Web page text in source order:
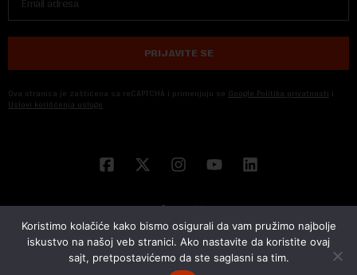
PRIJAVITE SE
Ova stranica je zaštićena sa reCAPTCHA i primenjuju se Google Politika privatnosti i
Uslovi korišćenja usluge
© 2026 NOVA EKONOMIJA | SVA PRAVA ZADŽANA | DEVELOPED BY
Koristimo kolačiće kako bismo osigurali da vam pružimo najbolje
iskustvo na našoj veb stranici. Ako nastavite da koristite ovaj
sajt, pretpostavićemo da ste saglasni sa tim.